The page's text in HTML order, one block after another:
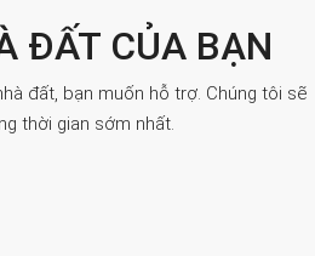
ĐẤT CỦA BẠN
đất, bạn muốn hỗ trợ. Chúng tôi sẽ
thời gian sớm nhất.